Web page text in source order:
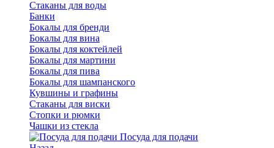
Стаканы для воды
Банки
Бокалы для бренди
Бокалы для вина
Бокалы для коктейлей
Бокалы для мартини
Бокалы для пива
Бокалы для шампанского
Кувшины и графины
Стаканы для виски
Стопки и рюмки
Чашки из стекла
Посуда для подачи